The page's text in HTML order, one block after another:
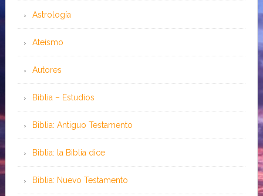
Astrología
Ateísmo
Autores
Biblia – Estudios
Biblia: Antiguo Testamento
Biblia: la Biblia dice
Biblia: Nuevo Testamento